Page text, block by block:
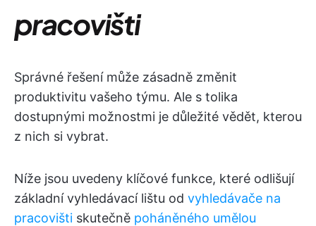
pracovišti
Správné řešení může zásadně změnit
produktivitu vašeho týmu. Ale s tolika
dostupnými možnostmi je důležité vědět, kterou
z nich si vybrat.
Níže jsou uvedeny klíčové funkce, které odlišují
základní vyhledávací lištu od vyhledávače na
pracovišti skutečně poháněného umělou